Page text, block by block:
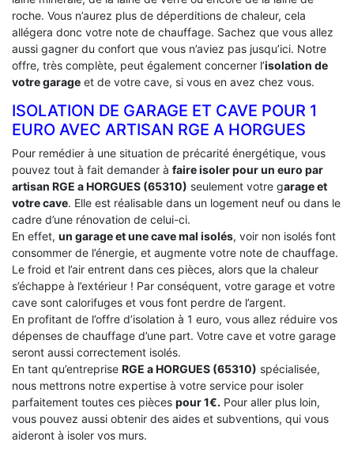
roche. Vous n’aurez plus de déperditions de chaleur, cela
allégera donc votre note de chauffage. Sachez que vous allez
aussi gagner du confort que vous n’aviez pas jusqu’ici. Notre
offre, très complète, peut également concerner l’isolation de
votre garage et de votre cave, si vous en avez chez vous.
ISOLATION DE GARAGE ET CAVE POUR 1
EURO AVEC ARTISAN RGE A HORGUES
Pour remédier à une situation de précarité énergétique, vous
pouvez tout à fait demander à faire isoler pour un euro par
artisan RGE a HORGUES (65310) seulement votre garage et
votre cave. Elle est réalisable dans un logement neuf ou dans le
cadre d’une rénovation de celui-ci.
En effet, un garage et une cave mal isolés, voir non isolés font
consommer de l’énergie, et augmente votre note de chauffage.
Le froid et l’air entrent dans ces pièces, alors que la chaleur
s’échappe à l’extérieur ! Par conséquent, votre garage et votre
cave sont calorifuges et vous font perdre de l’argent.
En profitant de l’offre d’isolation à 1 euro, vous allez réduire vos
dépenses de chauffage d’une part. Votre cave et votre garage
seront aussi correctement isolés.
En tant qu’entreprise RGE a HORGUES (65310) spécialisée,
nous mettrons notre expertise à votre service pour isoler
parfaitement toutes ces pièces pour 1€. Pour aller plus loin,
vous pouvez aussi obtenir des aides et subventions, qui vous
aideront à isoler vos murs.